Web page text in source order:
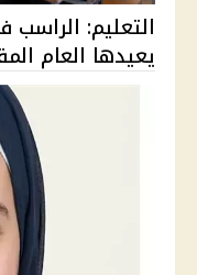
يعيدها العام